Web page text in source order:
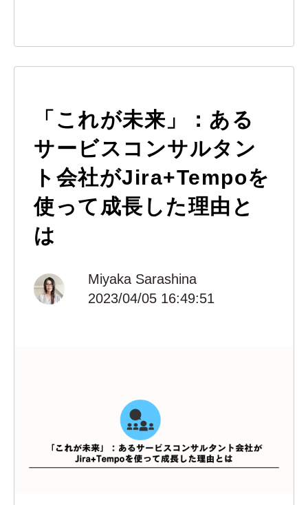
「これが未来」：ある
サービスコンサルタン
ト会社がJira+Tempoを
使って成長した理由と
は
Miyaka Sarashina
2023/04/05 16:49:51